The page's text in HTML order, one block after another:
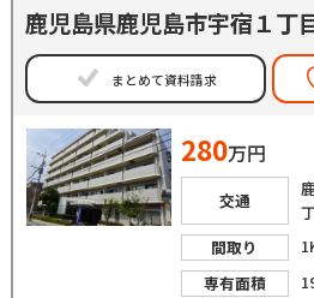
鹿児島県鹿児島市宇宿１丁
まとめて資料請求
280万円
交通
間取り
専有面積